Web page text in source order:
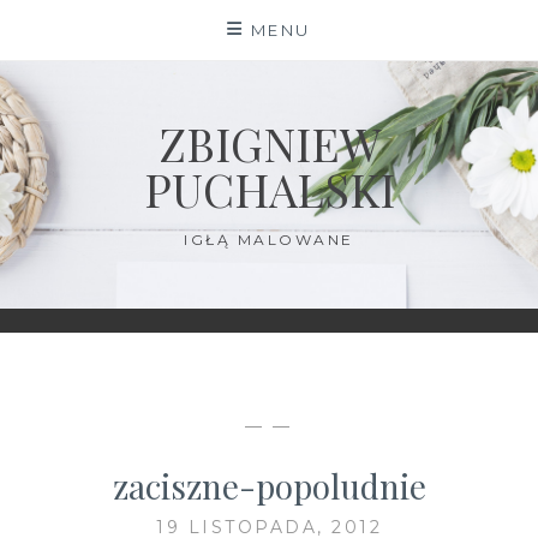
content
MENU
ZBIGNIEW
PUCHALSKI
IGŁĄ MALOWANE
— —
zaciszne-popoludnie
19 LISTOPADA, 2012